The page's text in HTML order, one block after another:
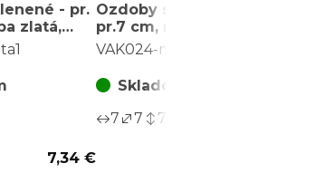
- pr.
zlatá,
(36
7,34 €
Ozdoby sklenené -
pr.7 cm, medeno-
zlaté, cena za balenie
VAK024-medena 2
Skladom
7
7 7